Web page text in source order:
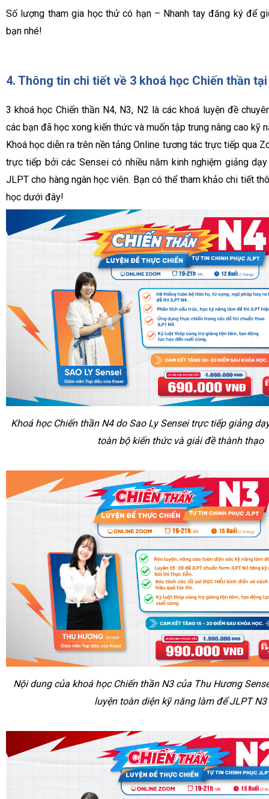
Số lượng tham gia học thử có hạn – Nhanh tay đăng ký để
bạn nhé!
4. Thông tin chi tiết về 3 khoá học Chiến thần
3 khoá học Chiến thần N4, N3, N2 là các khoá luyện đề
các bạn đã học xong kiến thức và muốn tập trung nâng cao kỹ
Khoá học diễn ra trên nền tảng Online tương tác trực tiếp qua
trực tiếp bởi các Sensei có nhiều năm kinh nghiệm giảng
JLPT cho hàng ngàn học viên. Bạn có thể tham khảo chi tiết
học dưới đây!
Khoá học Chiến thần N4 do Sao Ly Sensei trực tiếp giảng
toàn bộ kiến thức và giải đề thành thạo
Nội dung của khoá học Chiến thần N3 của Thu Hương
luyện toàn diện kỹ năng làm để JLPT N3